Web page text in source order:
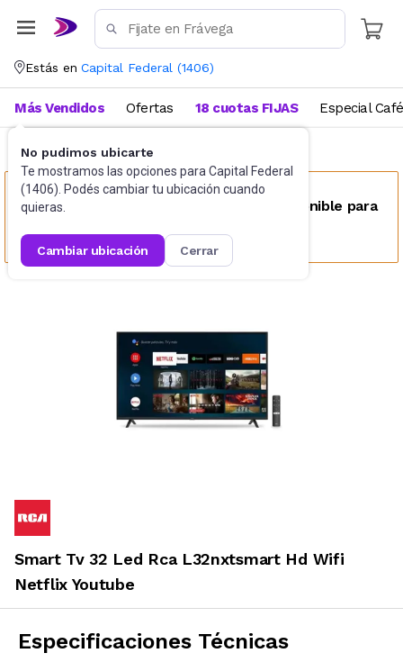
Estás en Capital Federal (1406)
No pudimos ubicarte
Te mostramos las opciones para Capital Federal
(1406). Podés cambiar tu ubicación cuando
quieras.
cambiar ubicación cerrar
Más Vendidos Ofertas 18 cuotas FIJAS Especial Café
TV y Video TV
Este producto no se encuentra disponible para
Smart Tv 32 Led Rca L32nxtsmart Hd Wifi
Netflix Youtube
Especificaciones Técnicas